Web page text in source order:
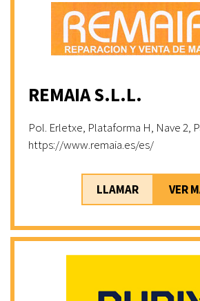
REMAIA S.L.L.
Pol. Erletxe, Plataforma H, Nave 2,
https://www.remaia.es/es/
LLAMAR VER